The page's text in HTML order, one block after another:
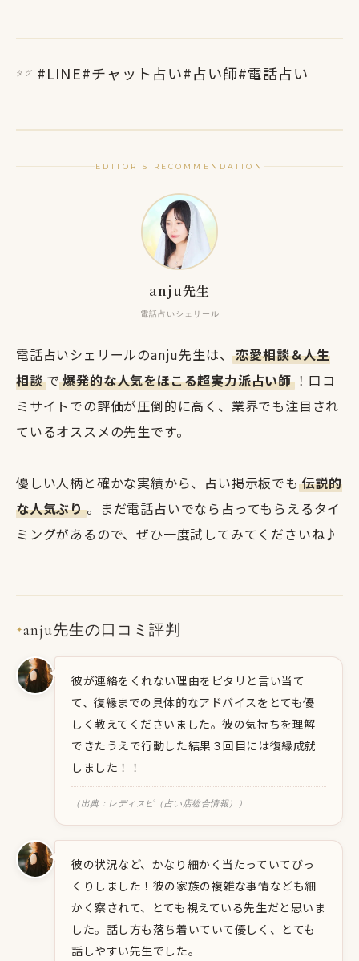
タグ #LINE#チャット占い#占い師#電話占い
EDITOR'S RECOMMENDATION
anju先生
電話占いシェリール
電話占いシェリールのanju先生は、恋愛相談＆人生
相談で爆発的な人気をほこる超実力派占い師 ！口コ
ミサイトでの評価が圧倒的に高く、業界でも注目され
ているオススメの先生です。
優しい人柄と確かな実績から、占い掲示板でも 伝説的
な人気ぶり 。まだ電話占いでなら占ってもらえるタイ
ミングがあるので、ぜひ一度試してみてくださいね♪
✦anju先生の口コミ評判
彼が連絡をくれない理由をピタリと言い当て
て、復縁までの具体的なアドバイスをとても優
しく教えてくださいました。彼の気持ちを理解
できたうえで行動した結果３回目には復縁成就
しました！！
（出典：レディスピ（占い店総合情報））
彼の状況など、かなり細かく当たっていてびっ
くりしました！彼の家族の複雑な事情なども細
かく察されて、とても視えている先生だと思いま
した。話し方も落ち着いていて優しく、とても
話しやすい先生でした。